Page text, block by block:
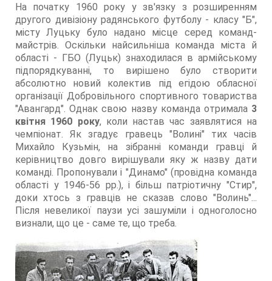
На початку 1960 року у зв'язку з розширенням
другого дивізіону радянського футболу - класу "Б",
місту Луцьку було надано місце серед команд-
майстрів. Оскільки найсильніша команда міста й
області - ГБО (Луцьк) знаходилася в армійському
підпорядкуванні, то вирішено було створити
абсолютно новий колектив під егідою обласної
організації Добровільного спортивного товариства
"Авангард". Однак свою назву команда отримала 3
квітня 1960 року, коли настав час заявлятися на
чемпіонат. Як згадує гравець "Волині" тих часів
Михайло Кузьмін, на зібранні команди гравці й
керівництво довго вирішували яку ж назву дати
команді. Пропонували і "Динамо" (провідна команда
області у 1946-56 рр.), і більш патріотичну "Стир",
доки хтось з гравців не сказав слово "Волинь"...
Після невеликої паузи усі зашуміли і одноголосно
визнали, що це - саме те, що треба.